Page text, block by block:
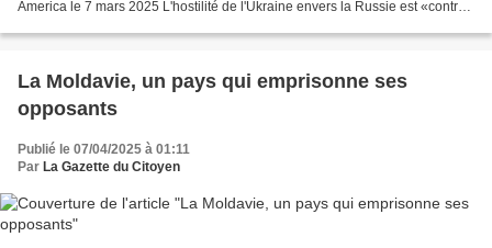
America le 7 mars 2025 L'hostilité de l'Ukraine envers la Russie est «contre
La Moldavie, un pays qui emprisonne ses
opposants
Publié le 07/04/2025 à 01:11
Par La Gazette du Citoyen